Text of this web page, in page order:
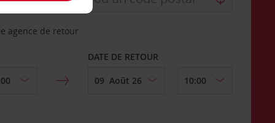
agence de retour
DATE DE RETOUR